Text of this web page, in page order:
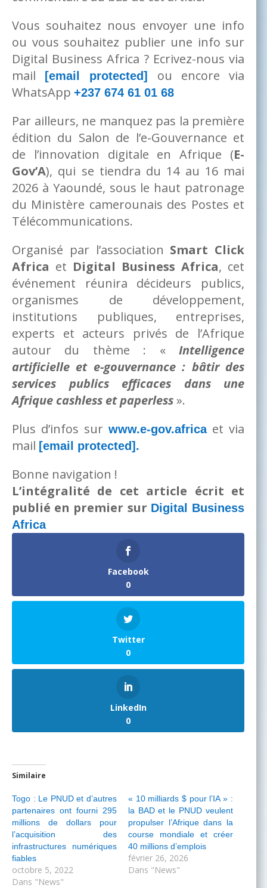
Vous souhaitez nous envoyer une info
ou vous souhaitez publier une info sur
Digital Business Africa ? Ecrivez-nous via
mail
[email protected]
ou encore via
WhatsApp +237 674 61 01 68
Par ailleurs, ne manquez pas la première
édition du Salon de l’e-Gouvernance et
de l’innovation digitale en Afrique (E-
Gov’A), qui se tiendra du 14 au 16 mai
2026 à Yaoundé, sous le haut patronage
du Ministère camerounais des Postes et
Télécommunications.
Organisé par l’association Smart Click
Africa et Digital Business Africa, cet
événement réunira décideurs publics,
organismes de développement,
institutions publiques, entreprises,
experts et acteurs privés de l’Afrique
autour du thème : «Intelligence
artificielle et e-gouvernance : bâtir des
services publics efficaces dans une
Afrique cashless et paperless».
Plus d’infos surwww.e-gov.africa et via
mail [email protected] .
Bonne navigation !
L’intégralité de cet article écrit et
publié en premier sur Digital Business
Africa
Facebook
0
Twitter
0
LinkedIn
0
Similaire
Togo : Le PNUD et d’autres
partenaires ont fourni 295
millions de dollars pour
l’acquisition des
infrastructures numériques
fiables
octobre 5, 2022
Dans "News"
« 10 milliards $ pour l’IA » :
la BAD et le PNUD veulent
propulser l’Afrique dans la
course mondiale et créer
40 millions d’emplois
février 26, 2026
Dans "News"